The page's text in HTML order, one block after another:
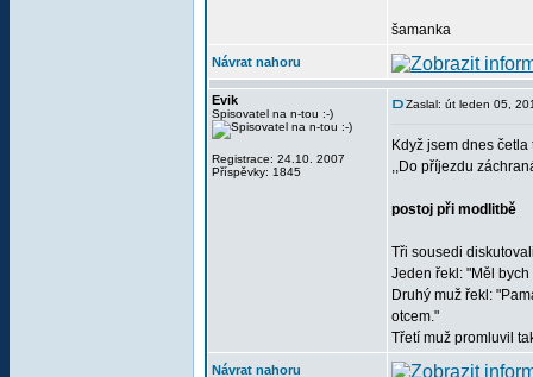
šamanka
Návrat nahoru
Evik
Spisovatel na n-tou :-)
Registrace: 24.10. 2007
Příspěvky: 1845
Zaslal: út leden 05,
Když jsem dnes četla
,,Do příjezdu
postoj při modlitbě
Tři sousedi
Jeden řekl: "Měl
Druhý muž řekl:
otcem."
Třetí muž promluvil
Návrat nahoru